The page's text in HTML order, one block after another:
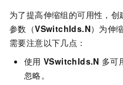
为了提高伸缩组的可用性，
参数（VSwitchIds.N）为伸
需要注意以下几点：
使用 VSwitchIds.N 多可
忽略。